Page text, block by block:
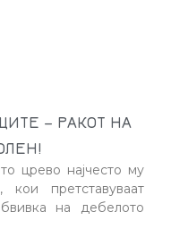
– РАКОТ НА
црево најчесто му
претставуваат
на дебелото